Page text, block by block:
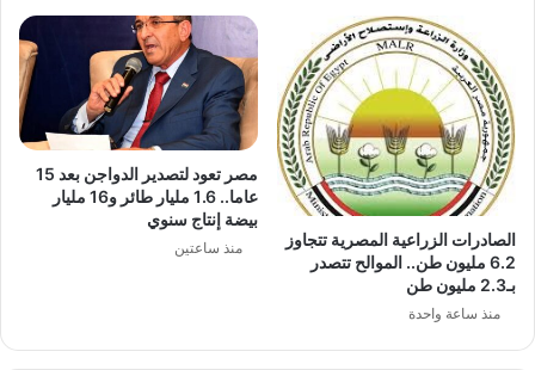
الصادرات الزراعية المصرية تتجاوز
6.2 مليون طن.. الموالح تتصدر
بـ2.3 مليون طن
منذ ساعة واحدة
مصر تعود لتصدير الدواجن بعد 15
عاما.. 1.6 مليار طائر و16 مليار
بيضة إنتاج سنوي
منذ ساعتين